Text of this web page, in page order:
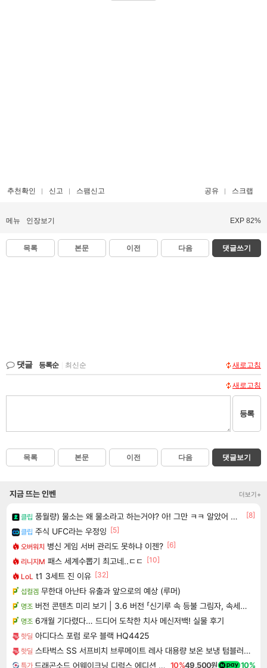
추천확인 신고 스팸신고 공유 스크랩
메뉴 인장보기 EXP 82%
목록 본문 이전 다음 댓글쓰기
댓글 등록순 최신순 새로고침
새로고침
등록
목록 본문 이전 다음 댓글보기
지금 뜨는 인벤 더보기+
클립 풍월량) 물소는 왜 물소라고 하는거야? 아! 그만 ㅋㅋ 알았어 ㅋㅋ
[8]
클립 주식 UFC라는 우정잉 [5]
오버워치 병신 게임 서버 관리도 못하냐 이젠? [6]
리니지M 패스 세계수뽑기 최고네..ㄷㄷ
[10]
LoL t1 3세트 진 이유 [32]
섭컬겜 무한대 아난타 유출과 앞으로의 예상 (루머)
명조 버전 콘텐츠 미리 보기 | 3.6 버전 「신기루 속 등불 그림자, 속세에 깃든 검의 결심」이 8월 20일에 업데이트됩니다!
명조 6개월 기다렸다… 드디어 도착한 치사 메신저백! 실물 후기
핫딜 아디다스 포럼 로우 블랙 HQ4425
핫딜 스타벅스 SS 서프비치 브루메이트 레사 대용량 보온 보냉 텀블러 콜드컵 887ml
특가 드래곤소드 어웨이크닝 디럭스 에디션 DragonSword Awakening Deluxe Edition 10%49,500원 10%